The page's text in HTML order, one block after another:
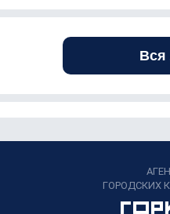
Вся
ГОРОДСКИХ